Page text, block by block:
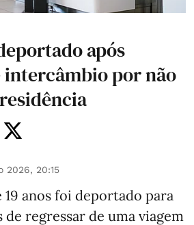
após
intercâmbio por não
2026, 20:15
anos foi deportado para
de regressar de uma viagem